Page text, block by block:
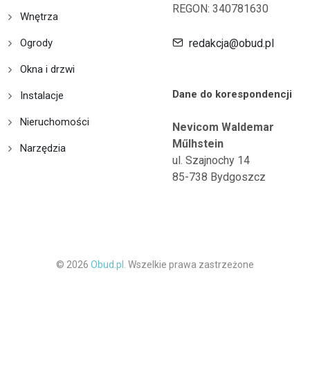
Wnętrza
Ogrody
Okna i drzwi
Instalacje
Nieruchomości
Narzędzia
REGON: 340781630
redakcja@obud.pl
Dane do korespondencji
Nevicom Waldemar
Műlhstein
ul. Szajnochy 14
85-738 Bydgoszcz
© 2026 Obud.pl. Wszelkie prawa zastrzeżone